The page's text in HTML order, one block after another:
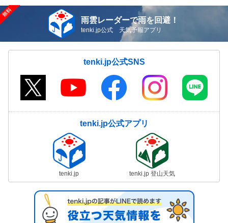
雨雲レーダーで雨を回避！
tenki.jp公式 天気予報アプリ
tenki.jp公式SNS
tenki.jp公式アプリ
tenki.jp tenki.jp 登山天気